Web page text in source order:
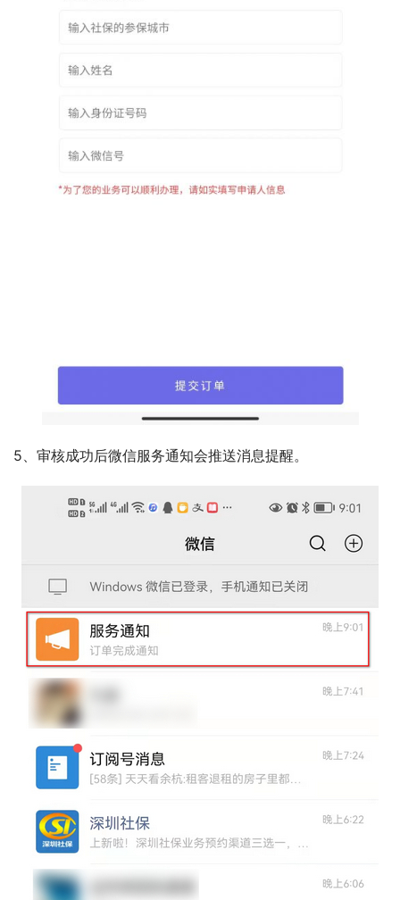
5、审核成功后微信服务通知会推送消息提醒。